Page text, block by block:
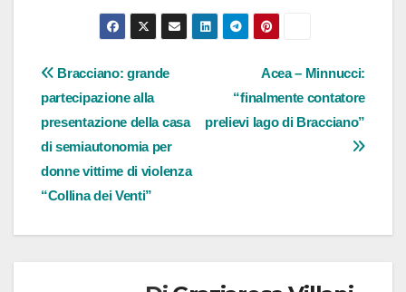
Navigazione
articoli
Acea – Minnucci:
“finalmente contatore
prelievi lago di Bracciano”
Bracciano: grande
partecipazione alla
presentazione della casa
di semiautonomia per
donne vittime di violenza
“Collina dei Venti”